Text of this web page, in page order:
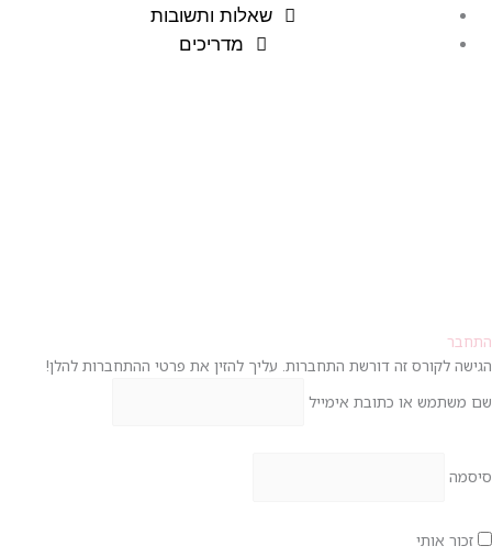
שאלות ותשובות
מדריכים
התחבר
הגישה לקורס זה דורשת התחברות. עליך להזין את פרטי ההתחברות להלן!
שם משתמש או כתובת אימייל
סיסמה
זכור אותי